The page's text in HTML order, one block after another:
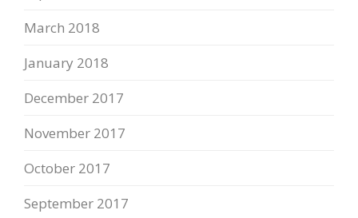
March 2018
January 2018
December 2017
November 2017
October 2017
September 2017